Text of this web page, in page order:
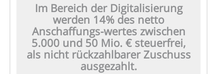
Im Bereich der Digitalisierung
werden 14% des netto
Anschaffungs-wertes zwischen
5.000 und 50 Mio. € steuerfrei,
als nicht rückzahlbarer Zuschuss
ausgezahlt.